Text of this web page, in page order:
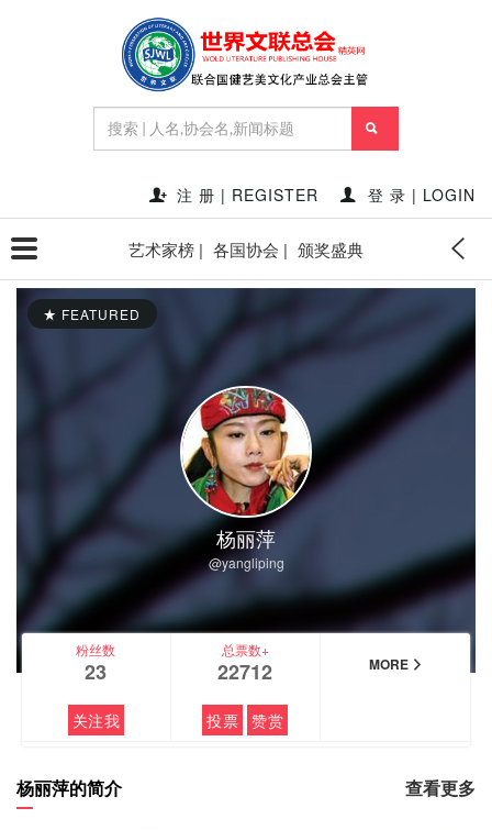
注 册 | REGISTER 登 录 | LOGIN
艺术家榜 | 各国协会 | 颁奖盛典
FEATURED
杨丽萍
@yangliping
粉丝数
23
关注我
总票数+
22712
投票 赞赏
MORE
杨丽萍的简介 查看更多